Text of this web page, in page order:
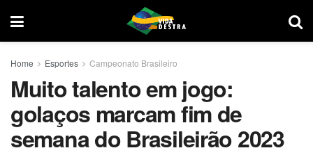
Home Esportes Campeonato Brasileiro
Muito talento em jogo:
golaços marcam fim de
semana do Brasileirão 2023